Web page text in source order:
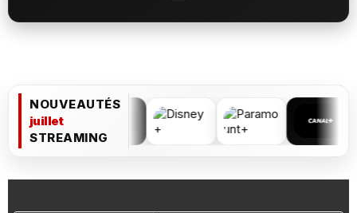
NOUVEAUTÉS
juillet
STREAMING